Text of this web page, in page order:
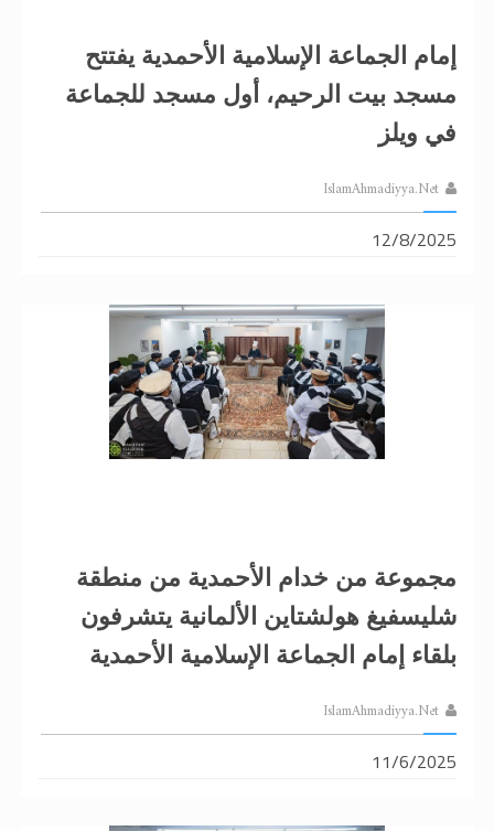
إمام الجماعة الإسلامية الأحمدية يفتتح
مسجد بيت الرحيم، أول مسجد للجماعة
في ويلز
IslamAhmadiyya.Net
12/8/2025
مجموعة من خدام الأحمدية من منطقة
شليسفيغ هولشتاين الألمانية يتشرفون
بلقاء إمام الجماعة الإسلامية الأحمدية
IslamAhmadiyya.Net
11/6/2025